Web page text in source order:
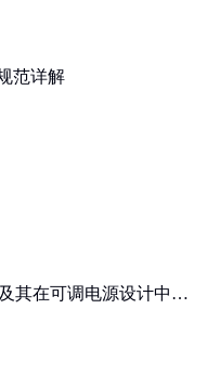
范详解
其在可调电源设计中的